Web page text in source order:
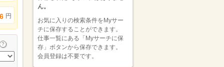
円
ん。
お気に入りの検索条件をMyサー
チに保存することができます。
仕事一覧にある「Myサーチに保
存」ボタンから保存できます。
会員登録は不要です。